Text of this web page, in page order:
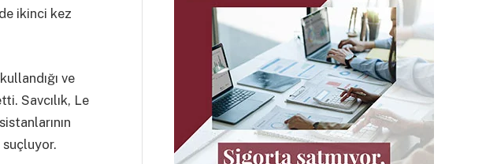
ikinci kez
ve
Savcılık, Le
suçluyor.